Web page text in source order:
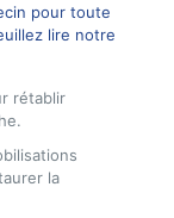
pour toute
lire notre
rétablir
la